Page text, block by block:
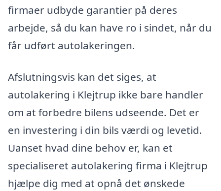
firmaer udbyde garantier på deres
arbejde, så du kan have ro i sindet, når du
får udført autolakeringen.
Afslutningsvis kan det siges, at
autolakering i Klejtrup ikke bare handler
om at forbedre bilens udseende. Det er
en investering i din bils værdi og levetid.
Uanset hvad dine behov er, kan et
specialiseret autolakering firma i Klejtrup
hjælpe dig med at opnå det ønskede